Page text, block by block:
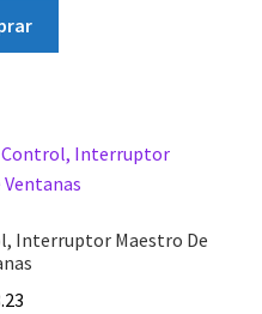
Interruptor Maestro De